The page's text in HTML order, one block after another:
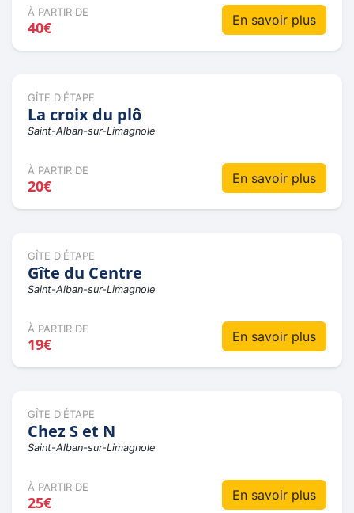
À PARTIR DE
40€ En savoir plus
GÎTE D'ÉTAPE
La croix du plô
Saint-Alban-sur-Limagnole
À PARTIR DE
20€ En savoir plus
GÎTE D'ÉTAPE
Gîte du Centre
Saint-Alban-sur-Limagnole
À PARTIR DE
19€ En savoir plus
GÎTE D'ÉTAPE
Chez S et N
Saint-Alban-sur-Limagnole
À PARTIR DE
25€ En savoir plus